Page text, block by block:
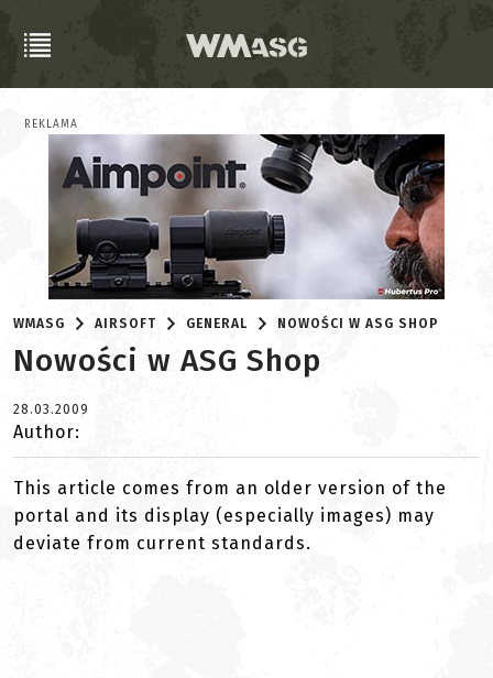
REKLAMA
WMASG AIRSOFT GENERAL NOWOŚCI W ASG SHOP
Nowości w ASG Shop
28.03.2009
Author:
This article comes from an older version of the
portal and its display (especially images) may
deviate from current standards.